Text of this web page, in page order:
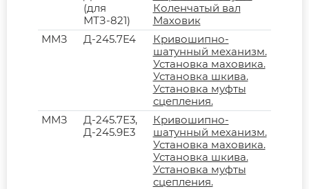
(для
МТЗ-821)
Коленчатый вал
Маховик
ММЗ
Д-245.7E4
Кривошипно-
шатунный механизм.
Установка маховика.
Установка шкива.
Установка муфты
сцепления.
ММЗ
Д-245.7Е3,
Д-245.9Е3
Кривошипно-
шатунный механизм.
Установка маховика.
Установка шкива.
Установка муфты
сцепления.